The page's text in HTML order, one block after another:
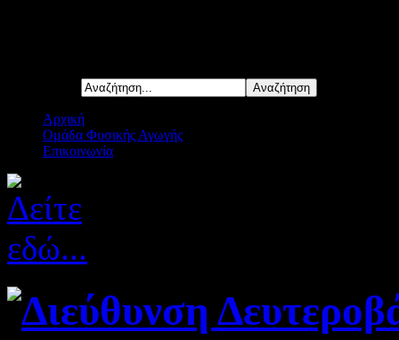
Αρχική
Ομάδα Φυσικής Αγωγής
Επικοινωνία